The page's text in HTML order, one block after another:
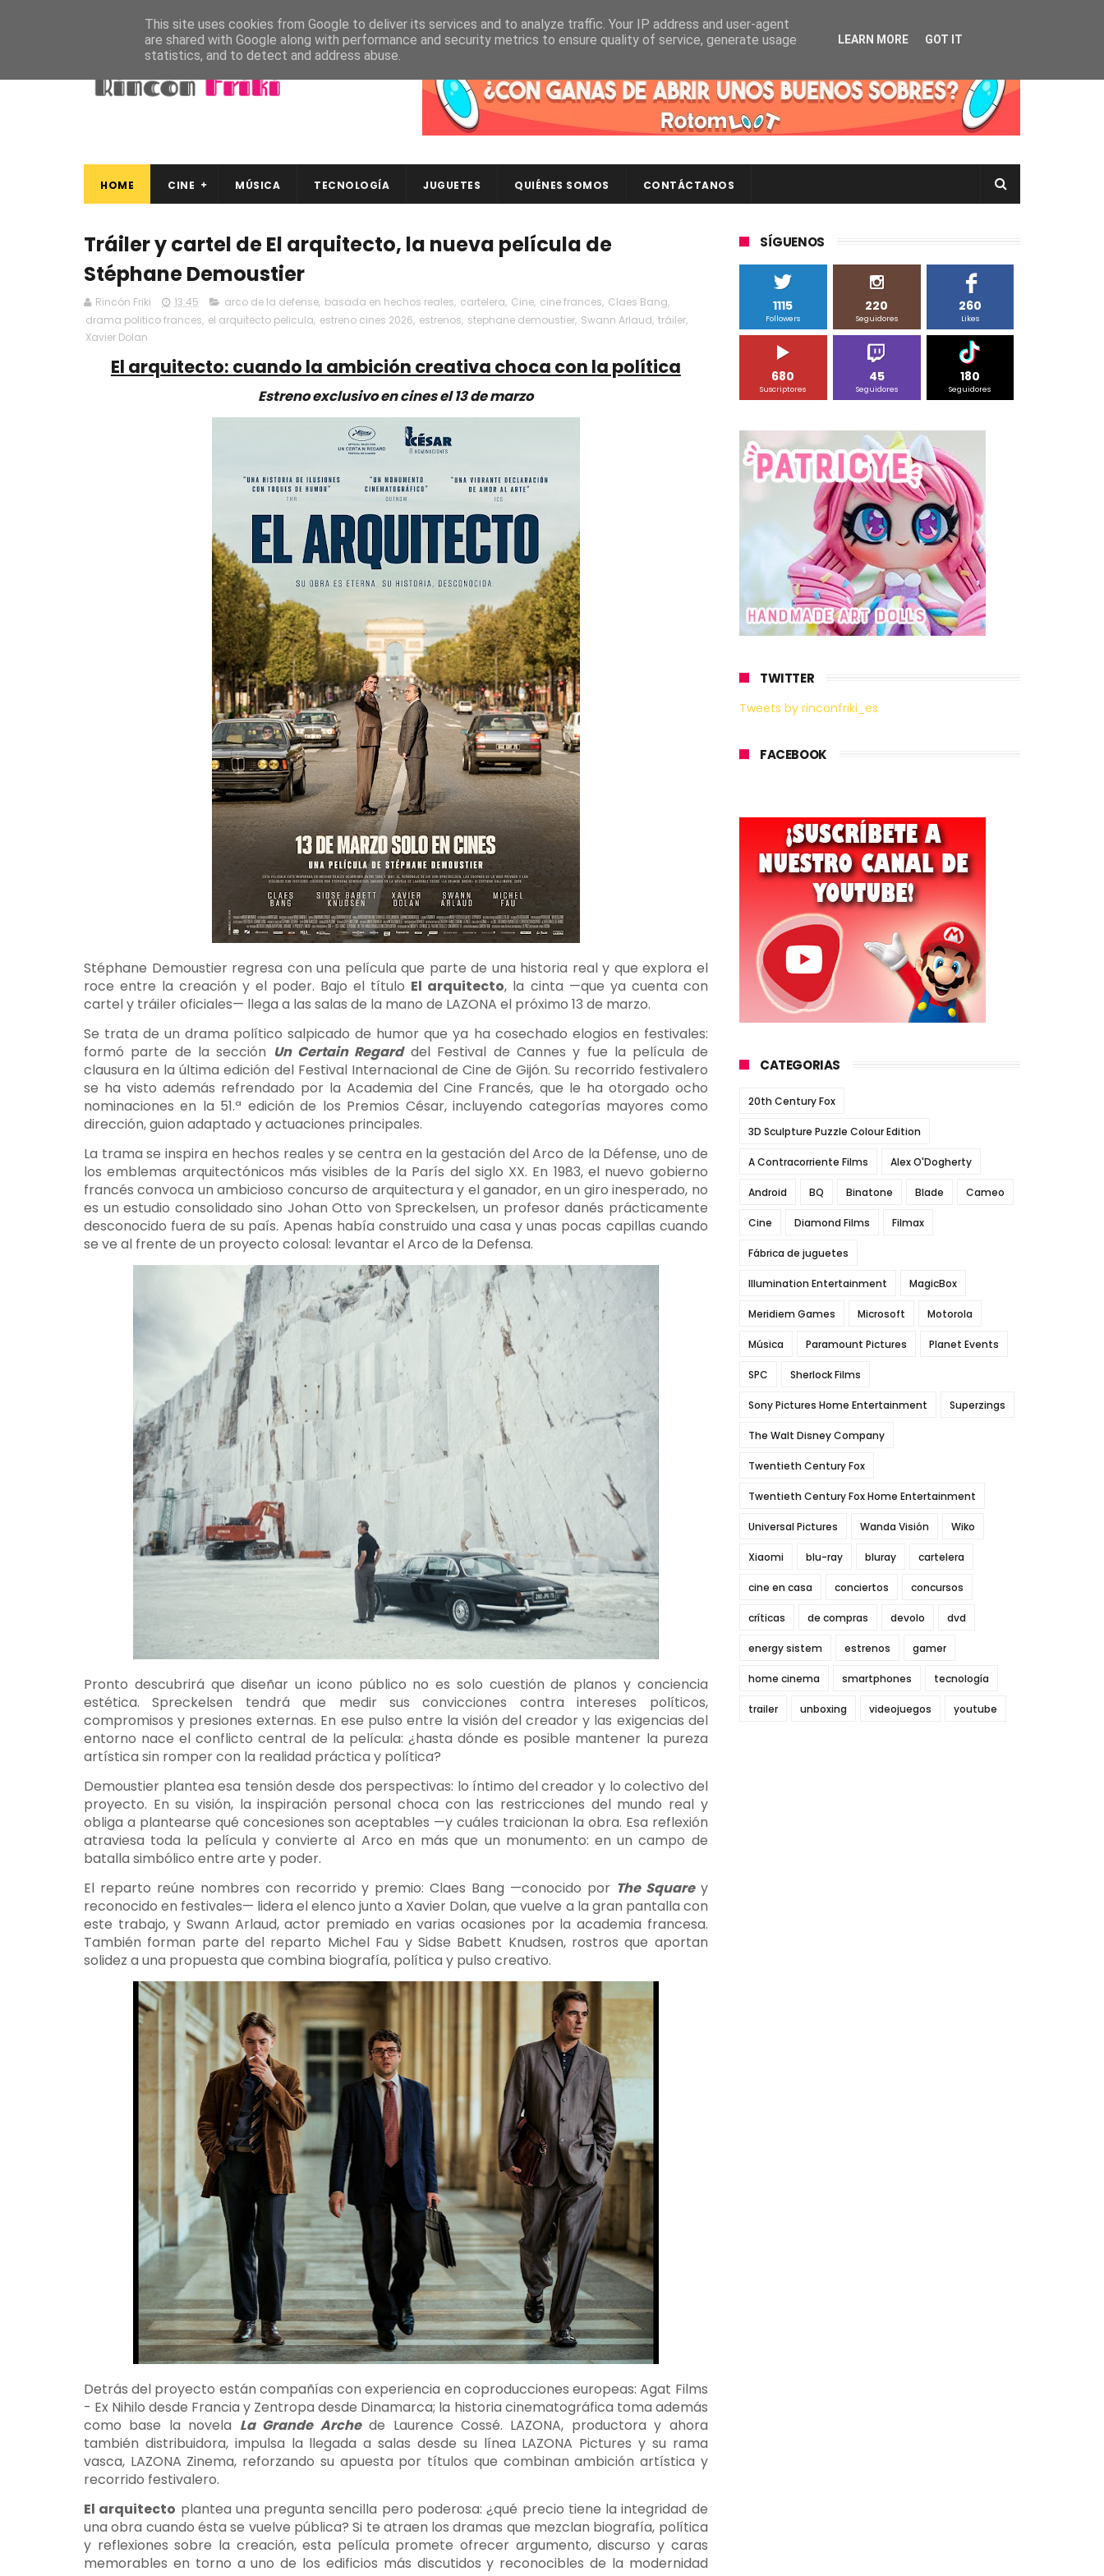
HOME CINE MÚSICA TECNOLOGÍA JUGUETES QUIÉNES SOMOS CONTÁCTANOS
Tráiler y cartel de El arquitecto, la nueva película de
Stéphane Demoustier
Rincón Friki 13:45 arco de la defense, basada en hechos reales, cartelera, Cine, cine frances, Claes Bang,
drama politico frances, el arquitecto pelicula, estreno cines 2026, estrenos, stephane demoustier, Swann Arlaud, tráiler,
Xavier Dolan
El arquitecto: cuando la ambición creativa choca con la política
Estreno exclusivo en cines el 13 de marzo
Stéphane Demoustier regresa con una película que parte de una historia real y que explora el
roce entre la creación y el poder. Bajo el título El arquitecto, la cinta —que ya cuenta con
cartel y tráiler oficiales— llega a las salas de la mano de LAZONA el próximo 13 de marzo.
Se trata de un drama político salpicado de humor que ya ha cosechado elogios en festivales:
formó parte de la sección Un Certain Regarddel Festival de Cannes y fue la película de
clausura en la última edición del Festival Internacional de Cine de Gijón. Su recorrido festivalero
se ha visto además refrendado por la Academia del Cine Francés, que le ha otorgado ocho
nominaciones en la 51.ª edición de los Premios César, incluyendo categorías mayores como
dirección, guion adaptado y actuaciones principales.
La trama se inspira en hechos reales y se centra en la gestación del Arco de la Défense, uno de
los emblemas arquitectónicos más visibles de la París del siglo XX. En 1983, el nuevo gobierno
francés convoca un ambicioso concurso de arquitectura y el ganador, en un giro inesperado, no
es un estudio consolidado sino Johan Otto von Spreckelsen, un profesor danés prácticamente
desconocido fuera de su país. Apenas había construido una casa y unas pocas capillas cuando
se ve al frente de un proyecto colosal: levantar el Arco de la Defensa.
Pronto descubrirá que diseñar un icono público no es solo cuestión de planos y conciencia
estética. Spreckelsen tendrá que medir sus convicciones contra intereses políticos,
compromisos y presiones externas. En ese pulso entre la visión del creador y las exigencias del
entorno nace el conflicto central de la película: ¿hasta dónde es posible mantener la pureza
artística sin romper con la realidad práctica y política?
Demoustier plantea esa tensión desde dos perspectivas: lo íntimo del creador y lo colectivo del
proyecto. En su visión, la inspiración personal choca con las restricciones del mundo real y
obliga a plantearse qué concesiones son aceptables —y cuáles traicionan la obra. Esa reflexión
atraviesa toda la película y convierte al Arco en más que un monumento: en un campo de
batalla simbólico entre arte y poder.
El reparto reúne nombres con recorrido y premio: Claes Bang —conocido por The Squarey
reconocido en festivales— lidera el elenco junto a Xavier Dolan, que vuelve a la gran pantalla con
este trabajo, y Swann Arlaud, actor premiado en varias ocasiones por la academia francesa.
También forman parte del reparto Michel Fau y Sidse Babett Knudsen, rostros que aportan
solidez a una propuesta que combina biografía, política y pulso creativo.
Detrás del proyecto están compañías con experiencia en coproducciones europeas: Agat Films
- Ex Nihilo desde Francia y Zentropa desde Dinamarca; la historia cinematográfica toma además
como base la novela La Grande Archede Laurence Cossé. LAZONA, productora y ahora
también distribuidora, impulsa la llegada a salas desde su línea LAZONA Pictures y su rama
vasca, LAZONA Zinema, reforzando su apuesta por títulos que combinan ambición artística y
recorrido festivalero.
El arquitecto plantea una pregunta sencilla pero poderosa: ¿qué precio tiene la integridad de
una obra cuando ésta se vuelve pública? Si te atraen los dramas que mezclan biografía, política
y reflexiones sobre la creación, esta película promete ofrecer argumento, discurso y caras
memorables en torno a uno de los edificios más discutidos y reconocibles de la modernidad
SÍGUENOS
1115
Followers
220
Seguidores
260
Likes
680
Suscriptores
45
Seguidores
180
Seguidores
TWITTER
Tweets by rinconfriki_es
FACEBOOK
CATEGORIAS
20th Century Fox
3D Sculpture Puzzle Colour Edition
A Contracorriente Films Alex O'Dogherty
Android BQ Binatone Blade Cameo
Cine Diamond Films Filmax
Fábrica de juguetes
Illumination Entertainment MagicBox
Meridiem Games Microsoft Motorola
Música Paramount Pictures Planet Events
SPC Sherlock Films
Sony Pictures Home Entertainment Superzings
The Walt Disney Company
Twentieth Century Fox
Twentieth Century Fox Home Entertainment
Universal Pictures Wanda Visión Wiko
Xiaomi blu-ray bluray cartelera
cine en casa conciertos concursos
críticas de compras devolo dvd
energy sistem estrenos gamer
home cinema smartphones tecnología
trailer unboxing videojuegos youtube
This site uses cookies from Google to deliver its services and to analyze traffic. Your IP address and user-agent
are shared with Google along with performance and security metrics to ensure quality of service, generate usage
statistics, and to detect and address abuse.
LEARN MORE GOT IT